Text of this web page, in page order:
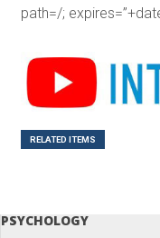
path=/;
RELATED ITEMS
PSYCHOLOGY